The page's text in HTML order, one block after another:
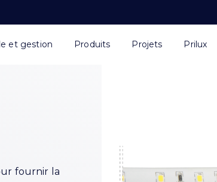
et gestion Produits Projets Prilux
fournir la